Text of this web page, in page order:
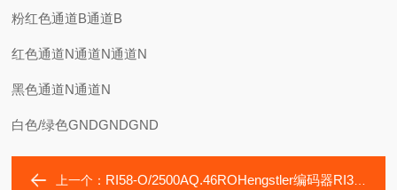
粉红色通道B通道B
红色通道N通道N通道N
黑色通道N通道N
白色/绿色GNDGNDGND
上一个： RI58-O/2500AQ.46ROHengstler编码器RI30-O/1000ES.34KB-F0